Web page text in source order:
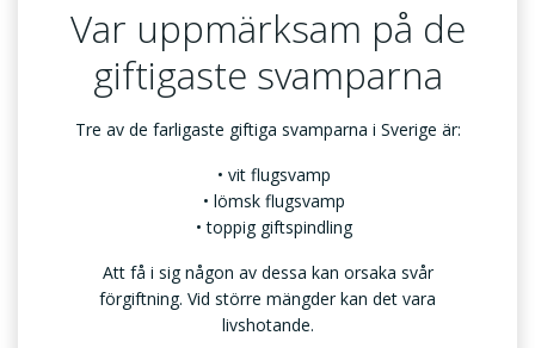
Var uppmärksam på de
giftigaste svamparna
Tre av de farligaste giftiga svamparna i Sverige är:
vit flugsvamp
lömsk flugsvamp
toppig giftspindling
Att få i sig någon av dessa kan orsaka svår
förgiftning. Vid större mängder kan det vara
livshotande.